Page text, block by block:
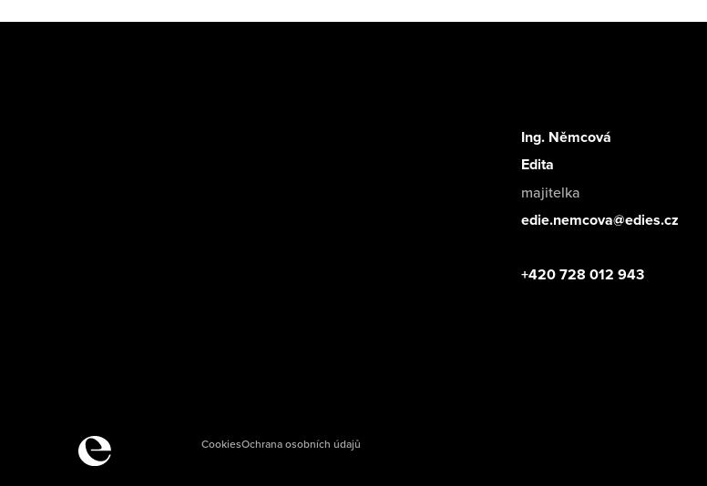
Ing. Němcová
Edita
majitelka
edie.nemcova@edies.cz
+420 728 012 943
CookiesOchrana osobních údajů